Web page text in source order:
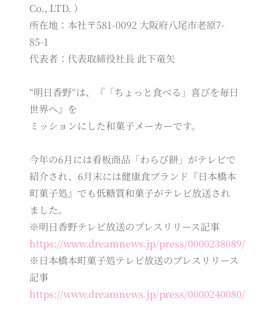
Co., LTD. ）
所在地：本社〒581-0092 大阪府八尾市老原7-
85-1
代表者：代表取締役社長 此下竜矢
“明日香野“は、『「ちょっと食べる」喜びを毎日
世界へ』を
ミッションにした和菓子メーカーです。
今年の6月には看板商品「わらび餅」がテレビで
紹介され、6月末には健康食ブランド『日本橋本
町菓子処』でも低糖質和菓子がテレビ放送され
ました。
※明日香野テレビ放送のプレスリリース記事
https://www.dreamnews.jp/press/0000238089/
※日本橋本町菓子処テレビ放送のプレスリリース
記事
https://www.dreamnews.jp/press/0000240080/